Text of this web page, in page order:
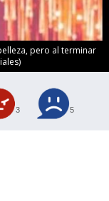
pero al terminar
3 5